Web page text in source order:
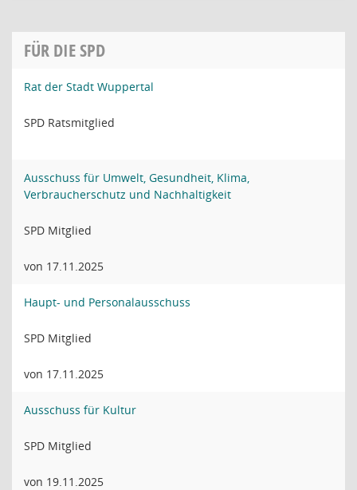
FÜR DIE SPD
Rat der Stadt Wuppertal
SPD Ratsmitglied
Ausschuss für Umwelt, Gesundheit, Klima,
Verbraucherschutz und Nachhaltigkeit
SPD Mitglied
von 17.11.2025
Haupt- und Personalausschuss
SPD Mitglied
von 17.11.2025
Ausschuss für Kultur
SPD Mitglied
von 19.11.2025